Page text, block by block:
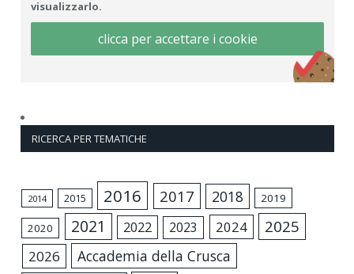
visualizzarlo.
clicca per accettare i cookie
RICERCA PER TEMATICHE
2014 2015 2016 2017 2018 2019
2020 2021 2022 2023 2024 2025
2026 Accademia della Crusca